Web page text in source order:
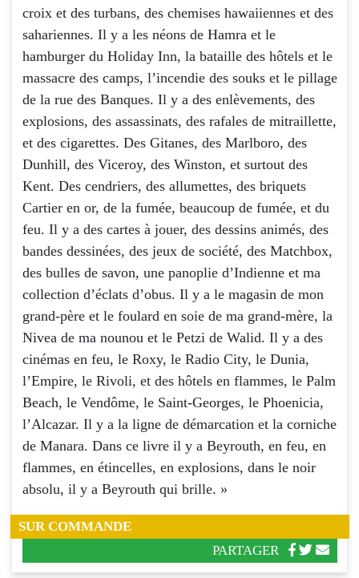
croix et des turbans, des chemises hawaiiennes et des
sahariennes. Il y a les néons de Hamra et le
hamburger du Holiday Inn, la bataille des hôtels et le
massacre des camps, l’incendie des souks et le pillage
de la rue des Banques. Il y a des enlèvements, des
explosions, des assassinats, des rafales de mitraillette,
et des cigarettes. Des Gitanes, des Marlboro, des
Dunhill, des Viceroy, des Winston, et surtout des
Kent. Des cendriers, des allumettes, des briquets
Cartier en or, de la fumée, beaucoup de fumée, et du
feu. Il y a des cartes à jouer, des dessins animés, des
bandes dessinées, des jeux de société, des Matchbox,
des bulles de savon, une panoplie d’Indienne et ma
collection d’éclats d’obus. Il y a le magasin de mon
grand-père et le foulard en soie de ma grand-mère, la
Nivea de ma nounou et le Petzi de Walid. Il y a des
cinémas en feu, le Roxy, le Radio City, le Dunia,
l’Empire, le Rivoli, et des hôtels en flammes, le Palm
Beach, le Vendôme, le Saint-Georges, le Phoenicia,
l’Alcazar. Il y a la ligne de démarcation et la corniche
de Manara. Dans ce livre il y a Beyrouth, en feu, en
flammes, en étincelles, en explosions, dans le noir
absolu, il y a Beyrouth qui brille. »
SUR COMMANDE
PARTAGER